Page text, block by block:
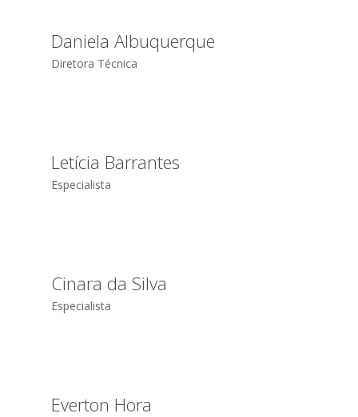
Daniela Albuquerque
Diretora Técnica
Letícia Barrantes
Especialista
Cinara da Silva
Especialista
Everton Hora